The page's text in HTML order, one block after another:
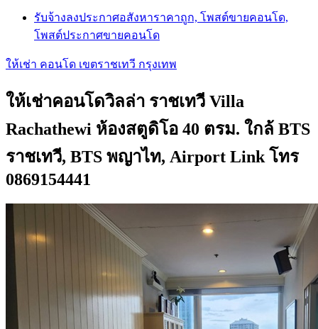
รับจ้างลงประกาศอสังหาราคาถูก, โพสต์ขายคอนโด,
โพสต์ประกาศขายคอนโด
ให้เช่า คอนโด เขตราชเทวี กรุงเทพ
ให้เช่าคอนโดวิลล่า ราชเทวี Villa
Rachathewi ห้องสตูดิโอ 40 ตรม. ใกล้ BTS
ราชเทวี, BTS พญาไท, Airport Link โทร
0869154441